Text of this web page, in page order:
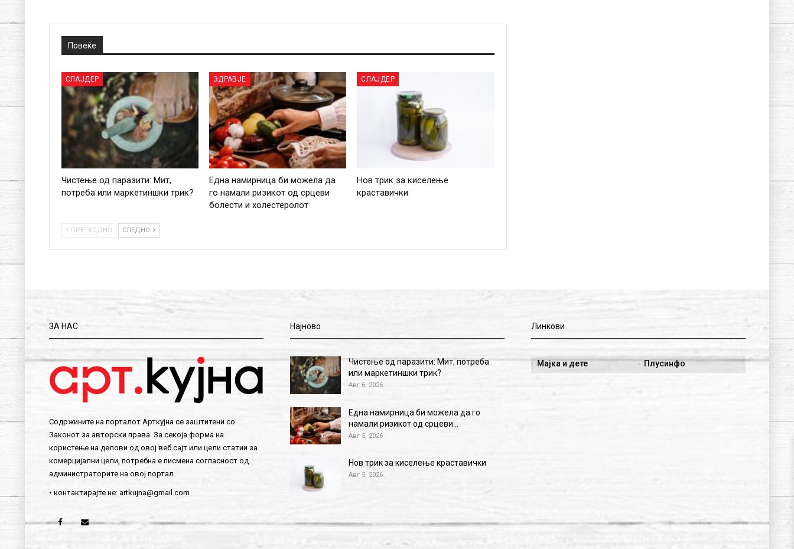
Повеќе
СЛАЈДЕР
Чистење од паразити: Мит,
потреба или маркетиншки трик?
ЗДРАВЈЕ
Една намирница би можела да
го намали ризикот од срцеви
болести и холестеролот
СЛАЈДЕР
Нов трик за киселење
краставички
ПРЕТХОДНО СЛЕДНО
ЗА НАС
Содржините на порталот Арткујна се заштитени со
Законот за авторски права. За секоја форма на
користење на делови од овој веб сајт или цели статии за
комерцијални цели, потребна е писмена согласност од
администраторите на овој портал.
• контактирајте не: artkujna@gmail.com
Најново
Чистење од паразити: Мит, потреба
или маркетиншки трик?
Авг 6, 2026
Една намирница би можела да го
намали ризикот од срцеви…
Авг 5, 2026
Нов трик за киселење краставички
Авг 5, 2026
Линкови
Мајка и дете Плусинфо